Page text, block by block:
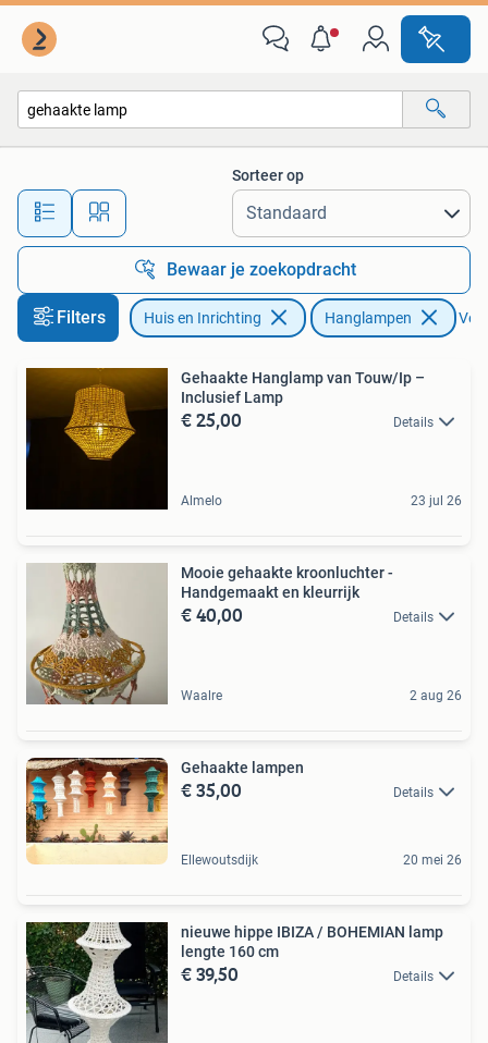
Alle afstanden…
Sorteer op
Bewaar je zoekopdracht
Filters Huis en Inrichting Hanglampen
Gehaakte Hanglamp van Touw/Ip –
Inclusief Lamp
€ 25,00 Details
Almelo 23 jul 26
Mooie gehaakte kroonluchter -
Handgemaakt en kleurrijk
€ 40,00 Details
Waalre 2 aug 26
Gehaakte lampen
€ 35,00 Details
Ellewoutsdijk 20 mei 26
nieuwe hippe IBIZA / BOHEMIAN lamp
lengte 160 cm
€ 39,50 Details